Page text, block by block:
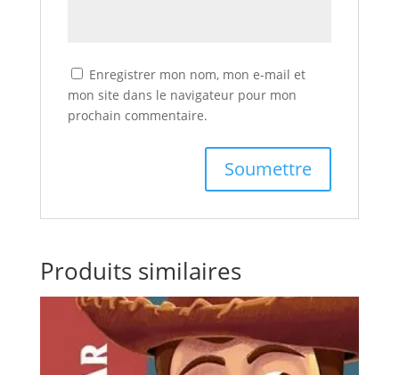
Enregistrer mon nom, mon e-mail et
mon site dans le navigateur pour mon
prochain commentaire.
Produits similaires